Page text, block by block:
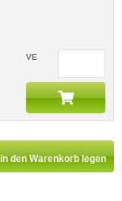
Hundefutter
VE
den Warenkorb legen